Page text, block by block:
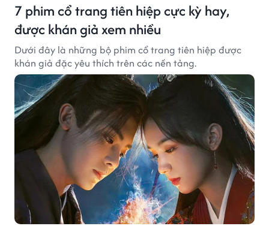
7 phim cổ trang tiên hiệp cực kỳ hay,
được khán giả xem nhiều
Dưới đây là những bộ phim cổ trang tiên hiệp được
khán giả đặc yêu thích trên các nền tảng.